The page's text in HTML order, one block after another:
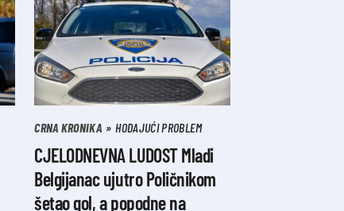
CRNA KRONIKA HODAJUĆI PROBLEM
CJELODNEVNA LUDOST Mladi
Belgijanac ujutro Poličnikom
šetao gol, a popodne na